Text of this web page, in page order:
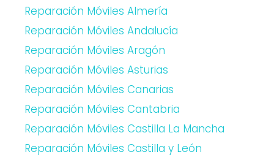
Reparación Móviles Almería
Reparación Móviles Andalucía
Reparación Móviles Aragón
Reparación Móviles Asturias
Reparación Móviles Canarias
Reparación Móviles Cantabria
Reparación Móviles Castilla La Mancha
Reparación Móviles Castilla y León